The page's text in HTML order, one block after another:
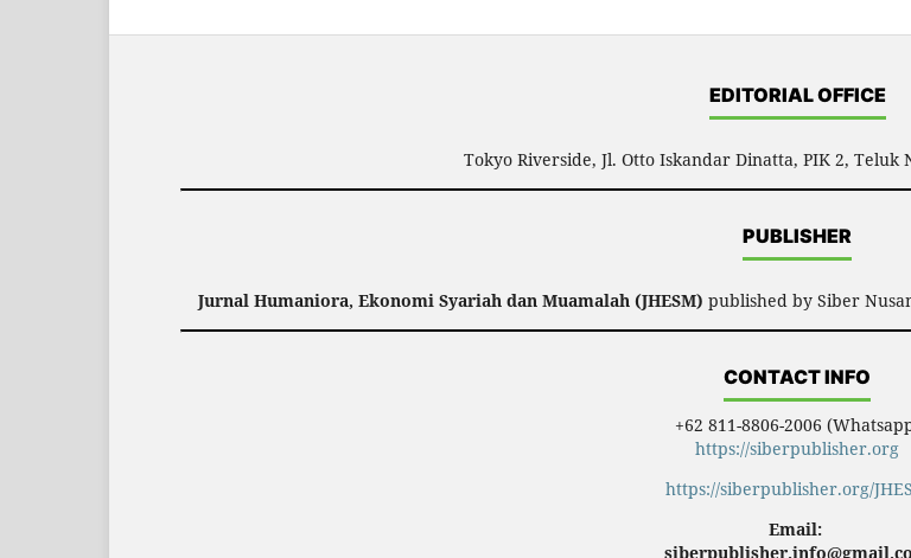
EDITORIAL OFFICE
Tokyo Riverside, Jl. Otto Iskandar Dinatta, PIK 2, Teluk
PUBLISHER
Jurnal Humaniora, Ekonomi Syariah dan Muamalah (JHESM) published by Siber
CONTACT INFO
+62 811-8806-2006
https://siberpublisher.org
https://siberpublisher.org/
Email: